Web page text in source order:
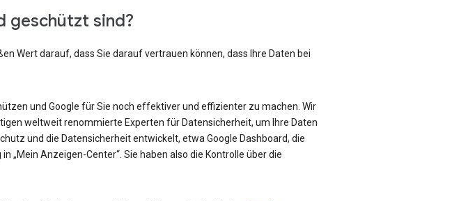
geschützt sind?
Wert darauf, dass Sie darauf vertrauen können, dass Ihre Daten bei
und Google für Sie noch effektiver und effizienter zu machen. Wir
weltweit renommierte Experten für Datensicherheit, um Ihre Daten
und die Datensicherheit entwickelt, etwa Google Dashboard, die
„Mein Anzeigen-Center“. Sie haben also die Kontrolle über die